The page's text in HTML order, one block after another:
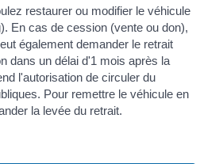
restaurer ou modifier le véhicule
En cas de cession (vente ou don),
également demander le retrait
dans un délai d'1 mois après la
l'autorisation de circuler du
Pour remettre le véhicule en
la levée du retrait.